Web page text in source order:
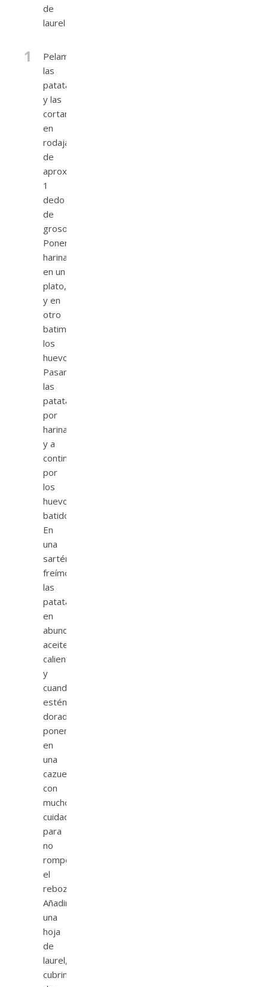
de
laurel
1
Pelamos
las
patatas
y las
cortamos
en
rodajas
de
aproximadamente
1
dedo
de
grosor.
Ponemos
harina
en un
plato,
y en
otro
batimos
los
huevos.
Pasamos
las
patatas
por
harina
y a
continuación
por
los
huevos
batidos.
En
una
sartén
freímos
las
patatas
en
abundante
aceite
caliente
y
cuando
estén
doradas
ponemos
en
una
cazuela
con
mucho
cuidado
para
no
romper
el
rebozado.
Añadimos
una
hoja
de
laurel,
cubrimos